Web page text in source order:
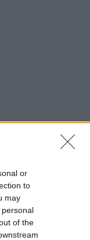
or
to
may
of the